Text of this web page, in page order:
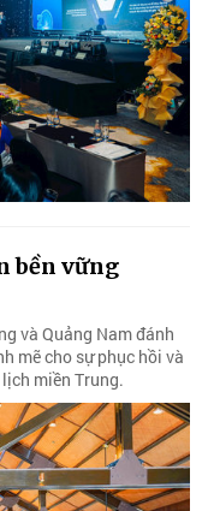
bền vững
và Quảng Nam đánh
mẽ cho sự phục hồi và
miền Trung.